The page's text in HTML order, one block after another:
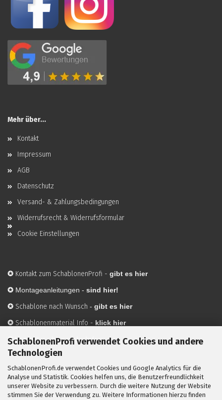
SchablonenProfi verwendet Cookies und andere
Technologien
SchablonenProfi.de verwendet Cookies und Google Analytics für die
Analyse und Statistik. Cookies helfen uns, die Benutzerfreundlichkeit
unserer Website zu verbessern. Durch die weitere Nutzung der Website
stimmen Sie der Verwendung zu. Weitere Informationen hierzu finden
Mehr über...
Kontakt
Impressum
AGB
Datenschutz
Versand- & Zahlungsbedingungen
Widerrufsrecht & Widerrufsformular
Cookie Einstellungen
✪ Kontakt zum SchablonenProfi - gibt es hier
✪ Montageanleitungen - sind hier!
✪ Schablone nach Wunsch - gibt es hier
✪ Schablonenmaterial Info - klick hier
✪Hersteller-hier mehr Infos
Mit ✪ gekennzeichnete Bilder sind KI-generierte
Anwendungsbeispiele zur Visualisierung der Motive.